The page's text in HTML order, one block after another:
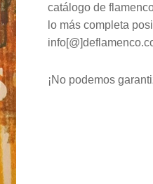
catálogo de
lo más completa
¡No podemos